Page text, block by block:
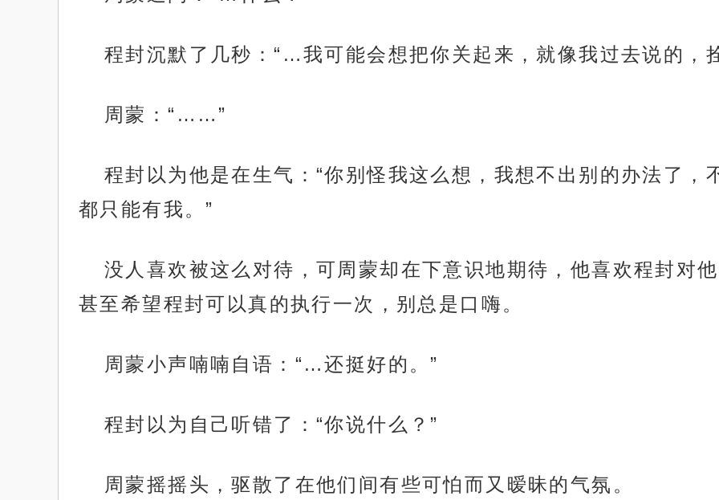
程封沉默了几秒：“…我可能会想把你关起来，就像我过去说的，
周蒙：“……”
程封以为他是在生气：“你别怪我这么想，我想不出别的办法了，
都只能有我。”
没人喜欢被这么对待，可周蒙却在下意识地期待，他喜欢程封对
甚至希望程封可以真的执行一次，别总是口嗨。
周蒙小声喃喃自语：“…还挺好的。”
程封以为自己听错了：“你说什么？”
周蒙摇摇头，驱散了在他们间有些可怕而又暧昧的气氛。